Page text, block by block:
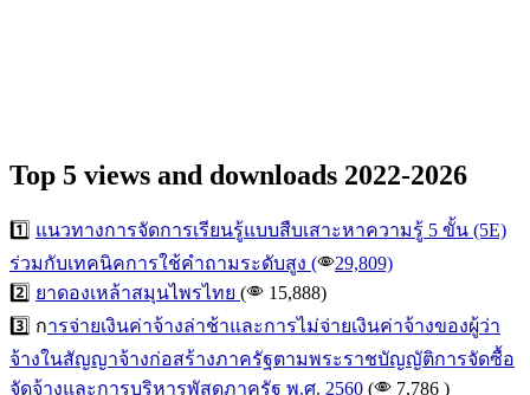
Top 5 views and downloads 2022-2026
1️⃣ แนวทางการจัดการเรียนรู้แบบสืบเสาะหาความรู้ 5 ขั้น (5E)
ร่วมกับเทคนิคการใช้คำถามระดับสูง (
29,809)
2️⃣ ยาดองเหล้าสมุนไพรไทย ( 15,888)
3️⃣ การจ่ายเงินค่าจ้างล่าช้าและการไม่จ่ายเงินค่าจ้างของผู้ว่า
จ้างในสัญญาจ้างก่อสร้างภาครัฐตามพระราชบัญญัติการจัดซื้อ
จัดจ้างและการบริหารพัสดุภาครัฐ พ.ศ. 2560 ( 7,786 )